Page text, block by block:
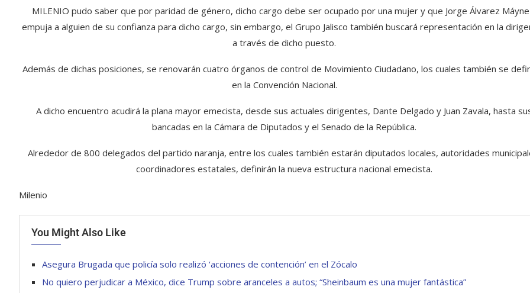
MILENIO pudo saber que por paridad de género, dicho cargo debe ser ocupado por una mujer y que Jorge Álvarez
empuja a alguien de su confianza para dicho cargo, sin embargo, el Grupo Jalisco también buscará representación en la
a través de dicho puesto.
Además de dichas posiciones, se renovarán cuatro órganos de control de Movimiento Ciudadano, los cuales también se
en la Convención Nacional.
A dicho encuentro acudirá la plana mayor emecista, desde sus actuales dirigentes, Dante Delgado y Juan Zavala, hasta
bancadas en la Cámara de Diputados y el Senado de la República.
Alrededor de 800 delegados del partido naranja, entre los cuales también estarán diputados locales, autoridades
coordinadores estatales, definirán la nueva estructura nacional emecista.
Milenio
You Might Also Like
Asegura Brugada que policía solo realizó ‘acciones de contención’ en el Zócalo
No quiero perjudicar a México, dice Trump sobre aranceles a autos; “Sheinbaum es una mujer fantástica”